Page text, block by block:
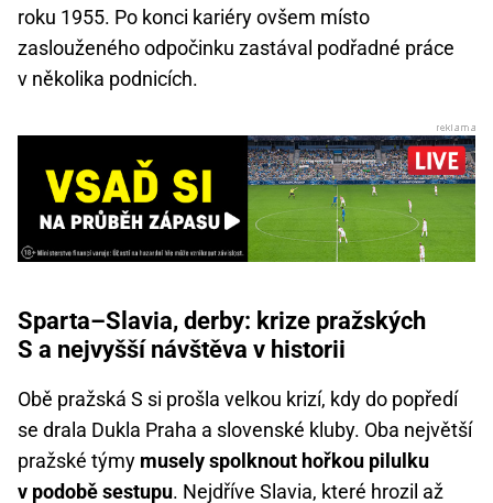
roku 1955. Po konci kariéry ovšem místo
zaslouženého odpočinku zastával podřadné práce
v několika podnicích.
Sparta–Slavia, derby: krize pražských
S a nejvyšší návštěva v historii
Obě pražská S si prošla velkou krizí, kdy do popředí
se drala Dukla Praha a slovenské kluby. Oba největší
pražské týmy musely spolknout hořkou pilulku
v podobě sestupu. Nejdříve Slavia, které hrozil až